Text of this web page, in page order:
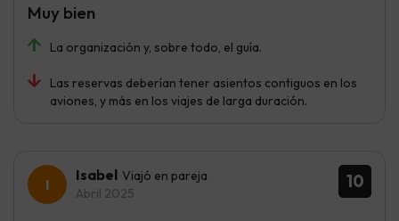
La organización y, sobre todo, el guía.
Las reservas deberían tener asientos contiguos en los
aviones, y más en los viajes de larga duración.
Muy bien
10
Isabel Viajó en pareja
Abril 2025